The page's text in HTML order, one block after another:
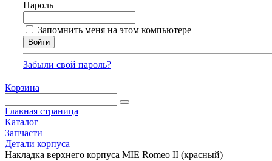
Пароль
Запомнить меня на этом компьютере
Забыли свой пароль?
Корзина
Главная страница
Каталог
Запчасти
Детали корпуса
Накладка верхнего корпуса MIE Romeo II (красный)